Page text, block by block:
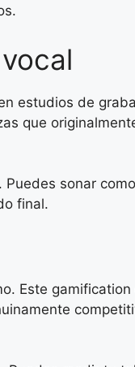
estudios de
que
sonar
final.
Este